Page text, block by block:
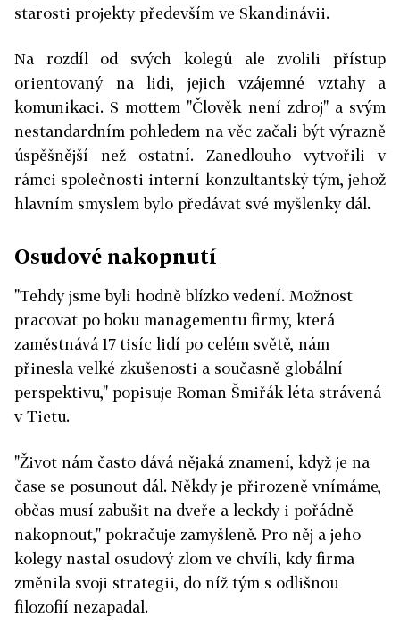
starosti projekty především ve Skandinávii.
Na rozdíl od svých kolegů ale zvolili přístup
orientovaný na lidi, jejich vzájemné vztahy a
komunikaci. S mottem "Člověk není zdroj" a svým
nestandardním pohledem na věc začali být výrazně
úspěšnější než ostatní. Zanedlouho vytvořili v
rámci společnosti interní konzultantský tým, jehož
hlavním smyslem bylo předávat své myšlenky dál.
Osudové nakopnutí
"Tehdy jsme byli hodně blízko vedení. Možnost
pracovat po boku managementu firmy, která
zaměstnává 17 tisíc lidí po celém světě, nám
přinesla velké zkušenosti a současně globální
perspektivu," popisuje Roman Šmiřák léta strávená
v Tietu.
"Život nám často dává nějaká znamení, když je na
čase se posunout dál. Někdy je přirozeně vnímáme,
občas musí zabušit na dveře a leckdy i pořádně
nakopnout," pokračuje zamyšleně. Pro něj a jeho
kolegy nastal osudový zlom ve chvíli, kdy firma
změnila svoji strategii, do níž tým s odlišnou
filozofií nezapadal.